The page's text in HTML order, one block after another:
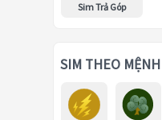
Sim Trả Góp
SIM THEO MỆNH